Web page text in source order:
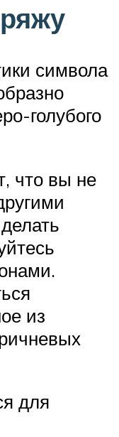
символа
голубого
что вы не
из
для